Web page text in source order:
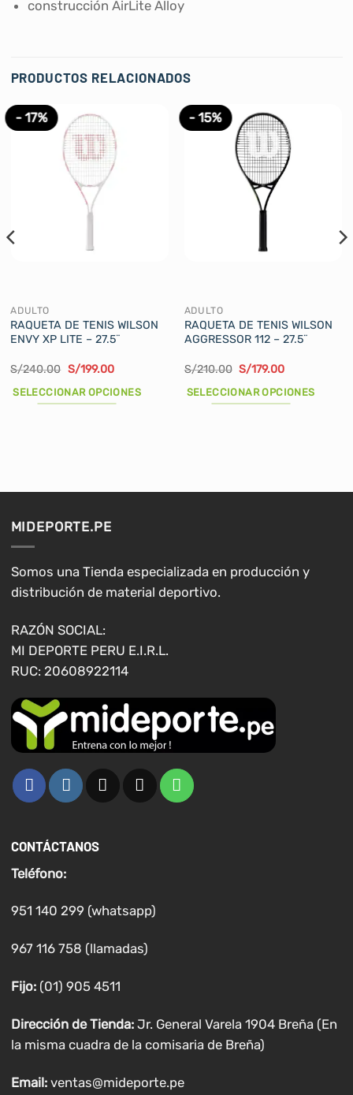
construcción AirLite Alloy
PRODUCTOS RELACIONADOS
- 17%
ADULTO
RAQUETA DE TENIS WILSON
ENVY XP LITE – 27.5¨
S/240.00 El
original
era:
S/199.00El
actual
es:
SELECCIONAR OPCIONES
se
pueden
elegir
en
página
de
producto
- 15%
ADULTO
RAQUETA DE TENIS WILSON
AGGRESSOR 112 – 27.5¨
S/210.00 El
original
era:
S/179.00El
actual
es:
SELECCIONAR OPCIONES
elegir
en
MIDEPORTE.PE
Somos una Tienda especializada en producción y
distribución de material deportivo.
RAZÓN SOCIAL:
MI DEPORTE PERU E.I.R.L.
RUC: 20608922114
CONTÁCTANOS
Teléfono:
951 140 299 (whatsapp)
967 116 758 (llamadas)
Fijo:(01) 905 4511
Dirección de Tienda: Jr. General Varela 1904 Breña (En
la misma cuadra de la comisaria de Breña)
Email: ventas@mideporte.pe